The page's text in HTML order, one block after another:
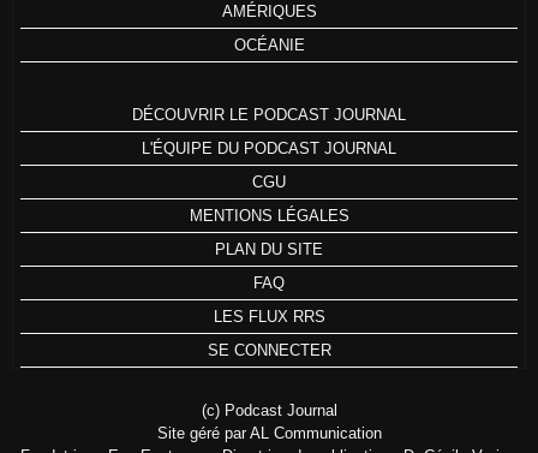
AMÉRIQUES
OCÉANIE
DÉCOUVRIR LE PODCAST JOURNAL
L'ÉQUIPE DU PODCAST JOURNAL
CGU
MENTIONS LÉGALES
PLAN DU SITE
FAQ
LES FLUX RRS
SE CONNECTER
(c) Podcast Journal
Site géré par AL Communication